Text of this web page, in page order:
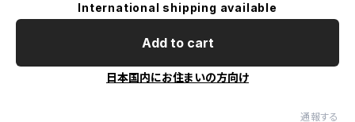
International shipping available
Add to cart
日本国内にお住まいの方向け
通報する